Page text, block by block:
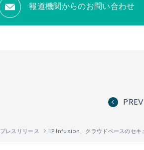
報道機関からのお問い合わせ
PREV
プレスリリース